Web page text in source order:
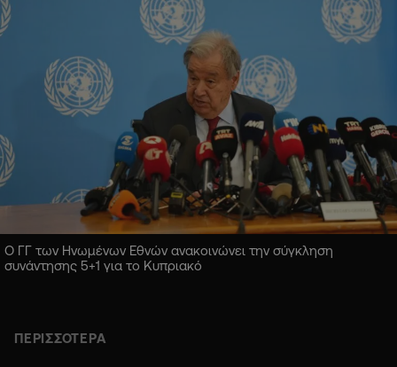
Ο ΓΓ των Ηνωμένων Εθνών ανακοινώνει την σύγκληση
συνάντησης 5+1 για το Κυπριακό
ΠΕΡΙΣΣΟΤΕΡΑ